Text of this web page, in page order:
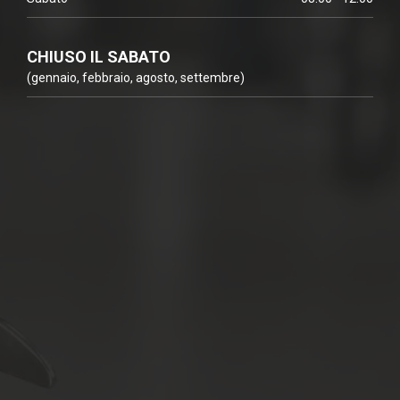
CHIUSO IL SABATO
(gennaio, febbraio, agosto, settembre)